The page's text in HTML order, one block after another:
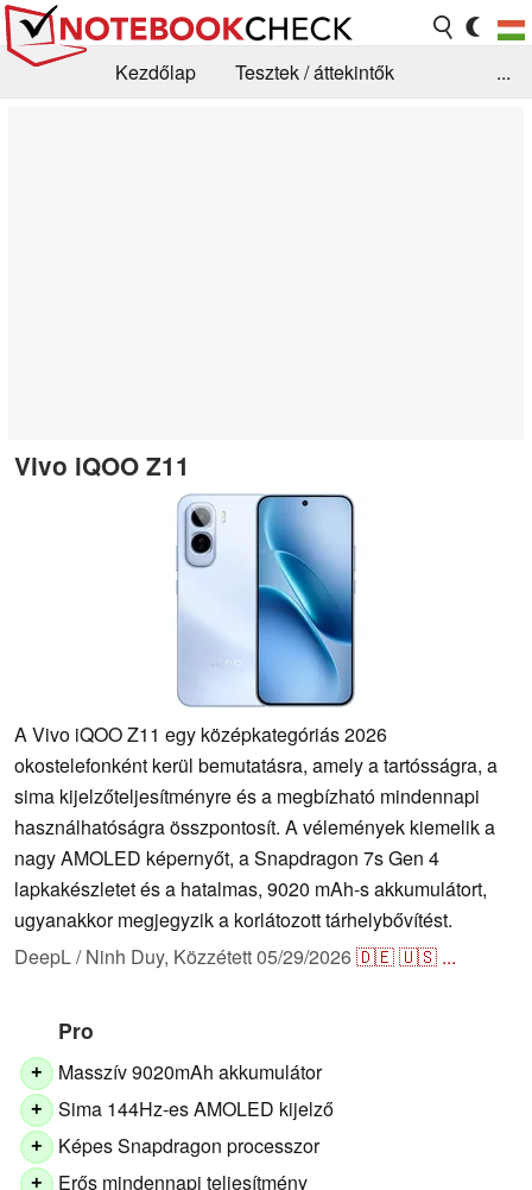
Kezdőlap
Tesztek / áttekintők
...
Vivo iQOO Z11
A Vivo iQOO Z11 egy középkategóriás 2026
okostelefonként kerül bemutatásra, amely a tartósságra, a
sima kijelzőteljesítményre és a megbízható mindennapi
használhatóságra összpontosít. A vélemények kiemelik a
nagy AMOLED képernyőt, a Snapdragon 7s Gen 4
lapkakészletet és a hatalmas, 9020 mAh-s akkumulátort,
ugyanakkor megjegyzik a korlátozott tárhelybővítést.
DeepL / Ninh Duy, Közzétett05/29/2026🇩🇪🇺🇸 ...
Pro
+ Masszív 9020mAh akkumulátor
+ Sima 144Hz-es AMOLED kijelző
+ Képes Snapdragon processzor
+ Erős mindennapi teljesítmény